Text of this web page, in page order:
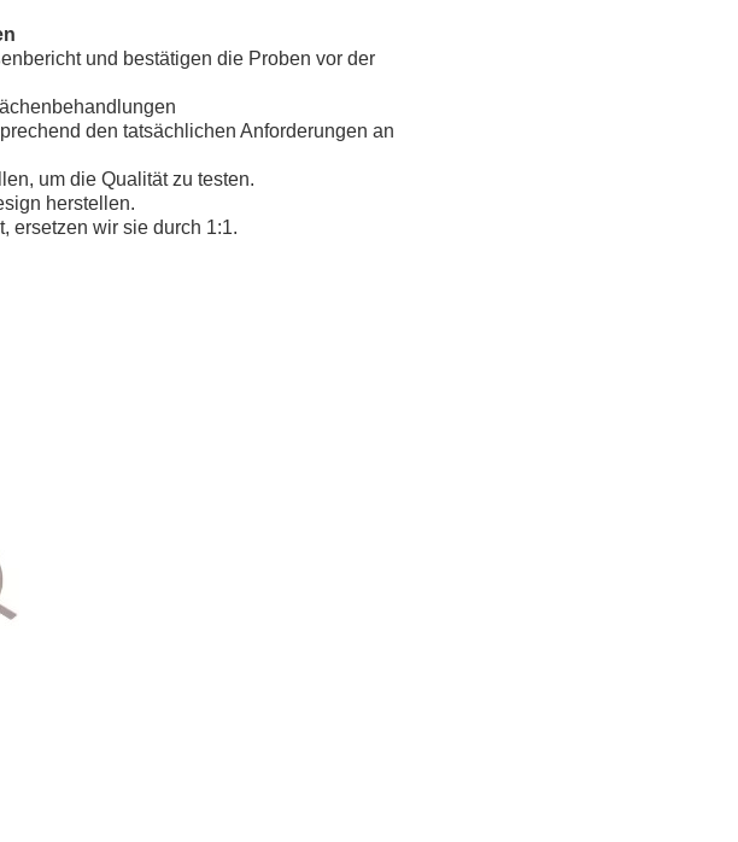
und bestätigen die Proben vor der
den tatsächlichen Anforderungen an
um die Qualität zu testen.
herstellen.
ersetzen wir sie durch 1:1.